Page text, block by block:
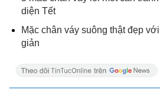
diện Tết
Mặc chân váy suông thật đẹp
giản